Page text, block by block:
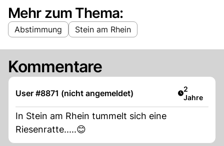
Mehr zum Thema:
Abstimmung Stein am Rhein
Kommentare
User #8871 (nicht angemeldet) Artikel
2
Jahre
In Stein am Rhein tummelt sich eine
Riesenratte.....😊